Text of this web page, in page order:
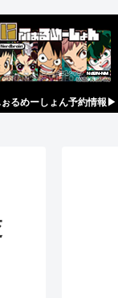
ぉるめーしょん予約情報▶︎